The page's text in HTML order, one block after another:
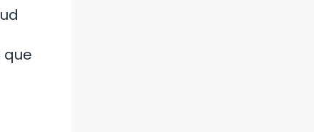
que